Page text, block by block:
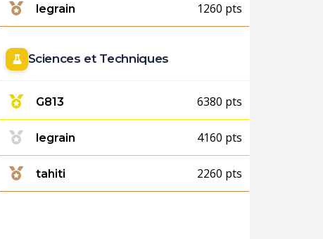
legrain 1260 pts
Sciences et Techniques
G813 6380 pts
legrain 4160 pts
tahiti 2260 pts